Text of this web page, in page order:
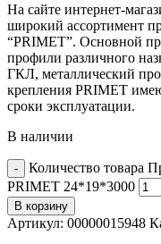
На сайте интернет-
широкий ассортимент
“PRIMET”. Основной
профили различного
ГКЛ, металлический
крепления PRIMET
сроки эксплуатации.
В наличии
Количество товара
PRIMET 24*19*3000
В корзину
Артикул: 00000015948